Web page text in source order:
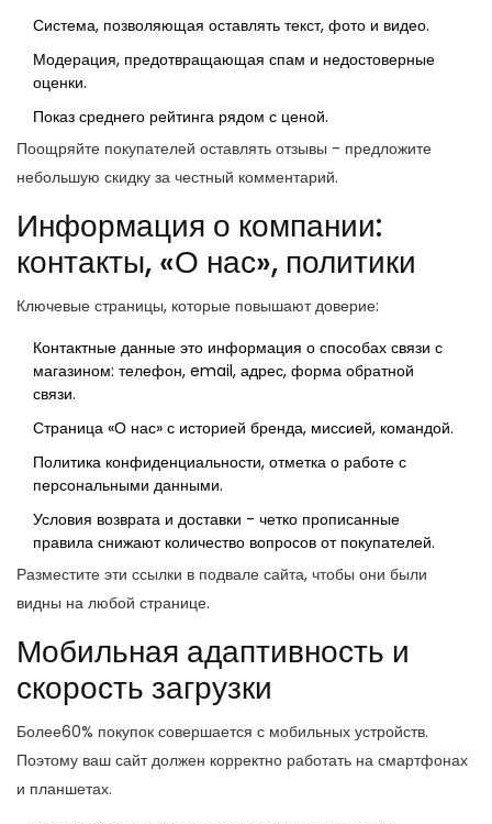
Система, позволяющая оставлять текст, фото и видео.
Модерация, предотвращающая спам и недостоверные
оценки.
Показ среднего рейтинга рядом с ценой.
Поощряйте покупателей оставлять отзывы - предложите
небольшую скидку за честный комментарий.
Информация о компании:
контакты, «О нас», политики
Ключевые страницы, которые повышают доверие:
Контактные данные это информация о способах связи с
магазином: телефон, email, адрес, форма обратной
связи.
Страница «О нас» с историей бренда, миссией, командой.
Политика конфиденциальности, отметка о работе с
персональными данными.
Условия возврата и доставки - четко прописанные
правила снижают количество вопросов от покупателей.
Разместите эти ссылки в подвале сайта, чтобы они были
видны на любой странице.
Мобильная адаптивность и
скорость загрузки
Более60% покупок совершается с мобильных устройств.
Поэтому ваш сайт должен корректно работать на смартфонах
и планшетах.